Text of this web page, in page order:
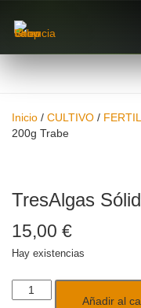
Nosotros
Buscar productos
Inicio / CULTIVO /
200g Trabe
TresAlgas
15,00 €
Hay existencias
Añadir al